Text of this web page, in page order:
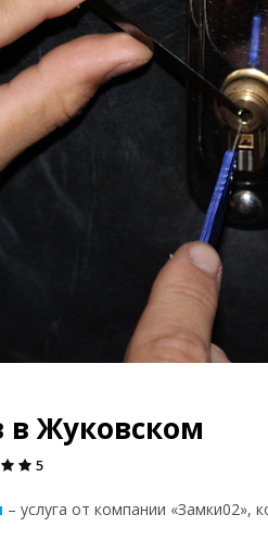
в Жуковском
5
– услуга от компании «Замки02»,